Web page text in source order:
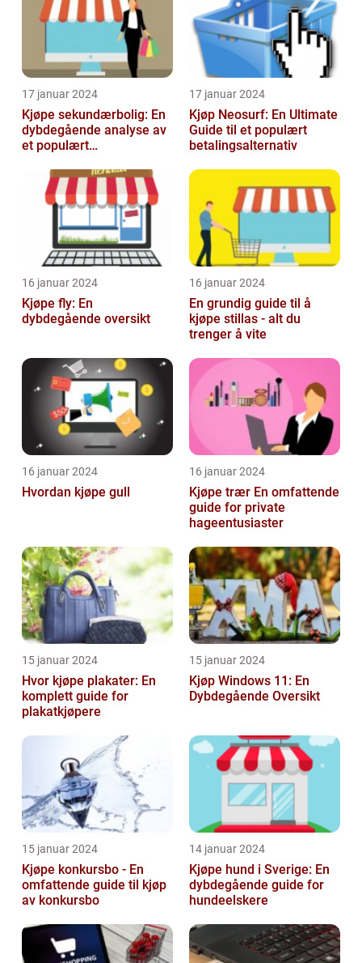
17 januar 2024
Kjøpe sekundærbolig: En
dybdegående analyse av
et populært
17 januar 2024
Kjøp Neosurf: En Ultimate
Guide til et populært
betalingsalternativ
16 januar 2024
Kjøpe fly: En
dybdegående oversikt
16 januar 2024
En grundig guide til å
kjøpe stillas - alt du
trenger å vite
16 januar 2024
Hvordan kjøpe gull
16 januar 2024
Kjøpe trær En omfattende
guide for private
hageentusiaster
15 januar 2024
Hvor kjøpe plakater: En
komplett guide for
plakatkjøpere
15 januar 2024
Kjøp Windows 11: En
Dybdegående Oversikt
15 januar 2024
Kjøpe konkursbo - En
omfattende guide til kjøp
av konkursbo
14 januar 2024
Kjøpe hund i Sverige: En
dybdegående guide for
hundeelskere